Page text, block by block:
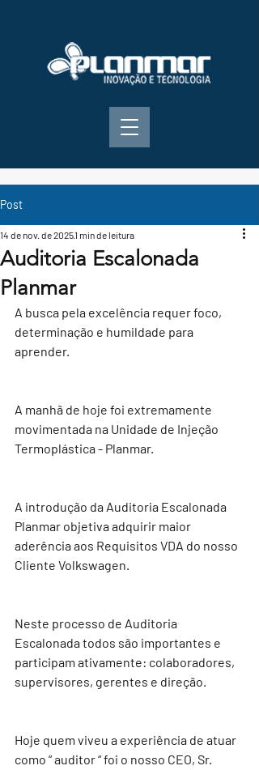
Post
Auditoria Escalonada
Planmar
14 de nov. de 20251 min de leitura
A busca pela excelência requer foco,
determinação e humildade para
aprender.
A manhã de hoje foi extremamente
movimentada na Unidade de Injeção
Termoplástica - Planmar.
A introdução da Auditoria Escalonada
Planmar objetiva adquirir maior
aderência aos Requisitos VDA do nosso
Cliente Volkswagen.
Neste processo de Auditoria
Escalonada todos são importantes e
participam ativamente: colaboradores,
supervisores, gerentes e direção.
Hoje quem viveu a experiência de atuar
como “ auditor “ foi o nosso CEO, Sr.